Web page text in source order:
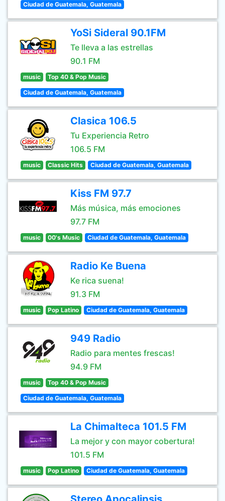
Ciudad de Guatemala, Guatemala
YoSi Sideral 90.1FM
Te lleva a las estrellas
90.1 FM
music Top 40 & Pop Music
Ciudad de Guatemala, Guatemala
Clasica 106.5
Tu Experiencia Retro
106.5 FM
music Classic Hits Ciudad de Guatemala, Guatemala
Kiss FM 97.7
Más música, más emociones
97.7 FM
music 00's Music Ciudad de Guatemala, Guatemala
Radio Ke Buena
Ke rica suena!
91.3 FM
music Pop Latino Ciudad de Guatemala, Guatemala
949 Radio
Radio para mentes frescas!
94.9 FM
music Top 40 & Pop Music
Ciudad de Guatemala, Guatemala
La Chimalteca 101.5 FM
La mejor y con mayor cobertura!
101.5 FM
music Pop Latino Ciudad de Guatemala, Guatemala